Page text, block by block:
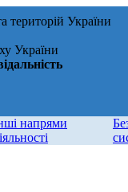
територій України
України
напрями